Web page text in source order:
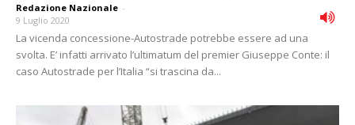
Redazione Nazionale -
9 Luglio 2020
La vicenda concessione-Autostrade potrebbe essere ad una
svolta. E’ infatti arrivato l’ultimatum del premier Giuseppe Conte: il
caso Autostrade per l’Italia “si trascina da...